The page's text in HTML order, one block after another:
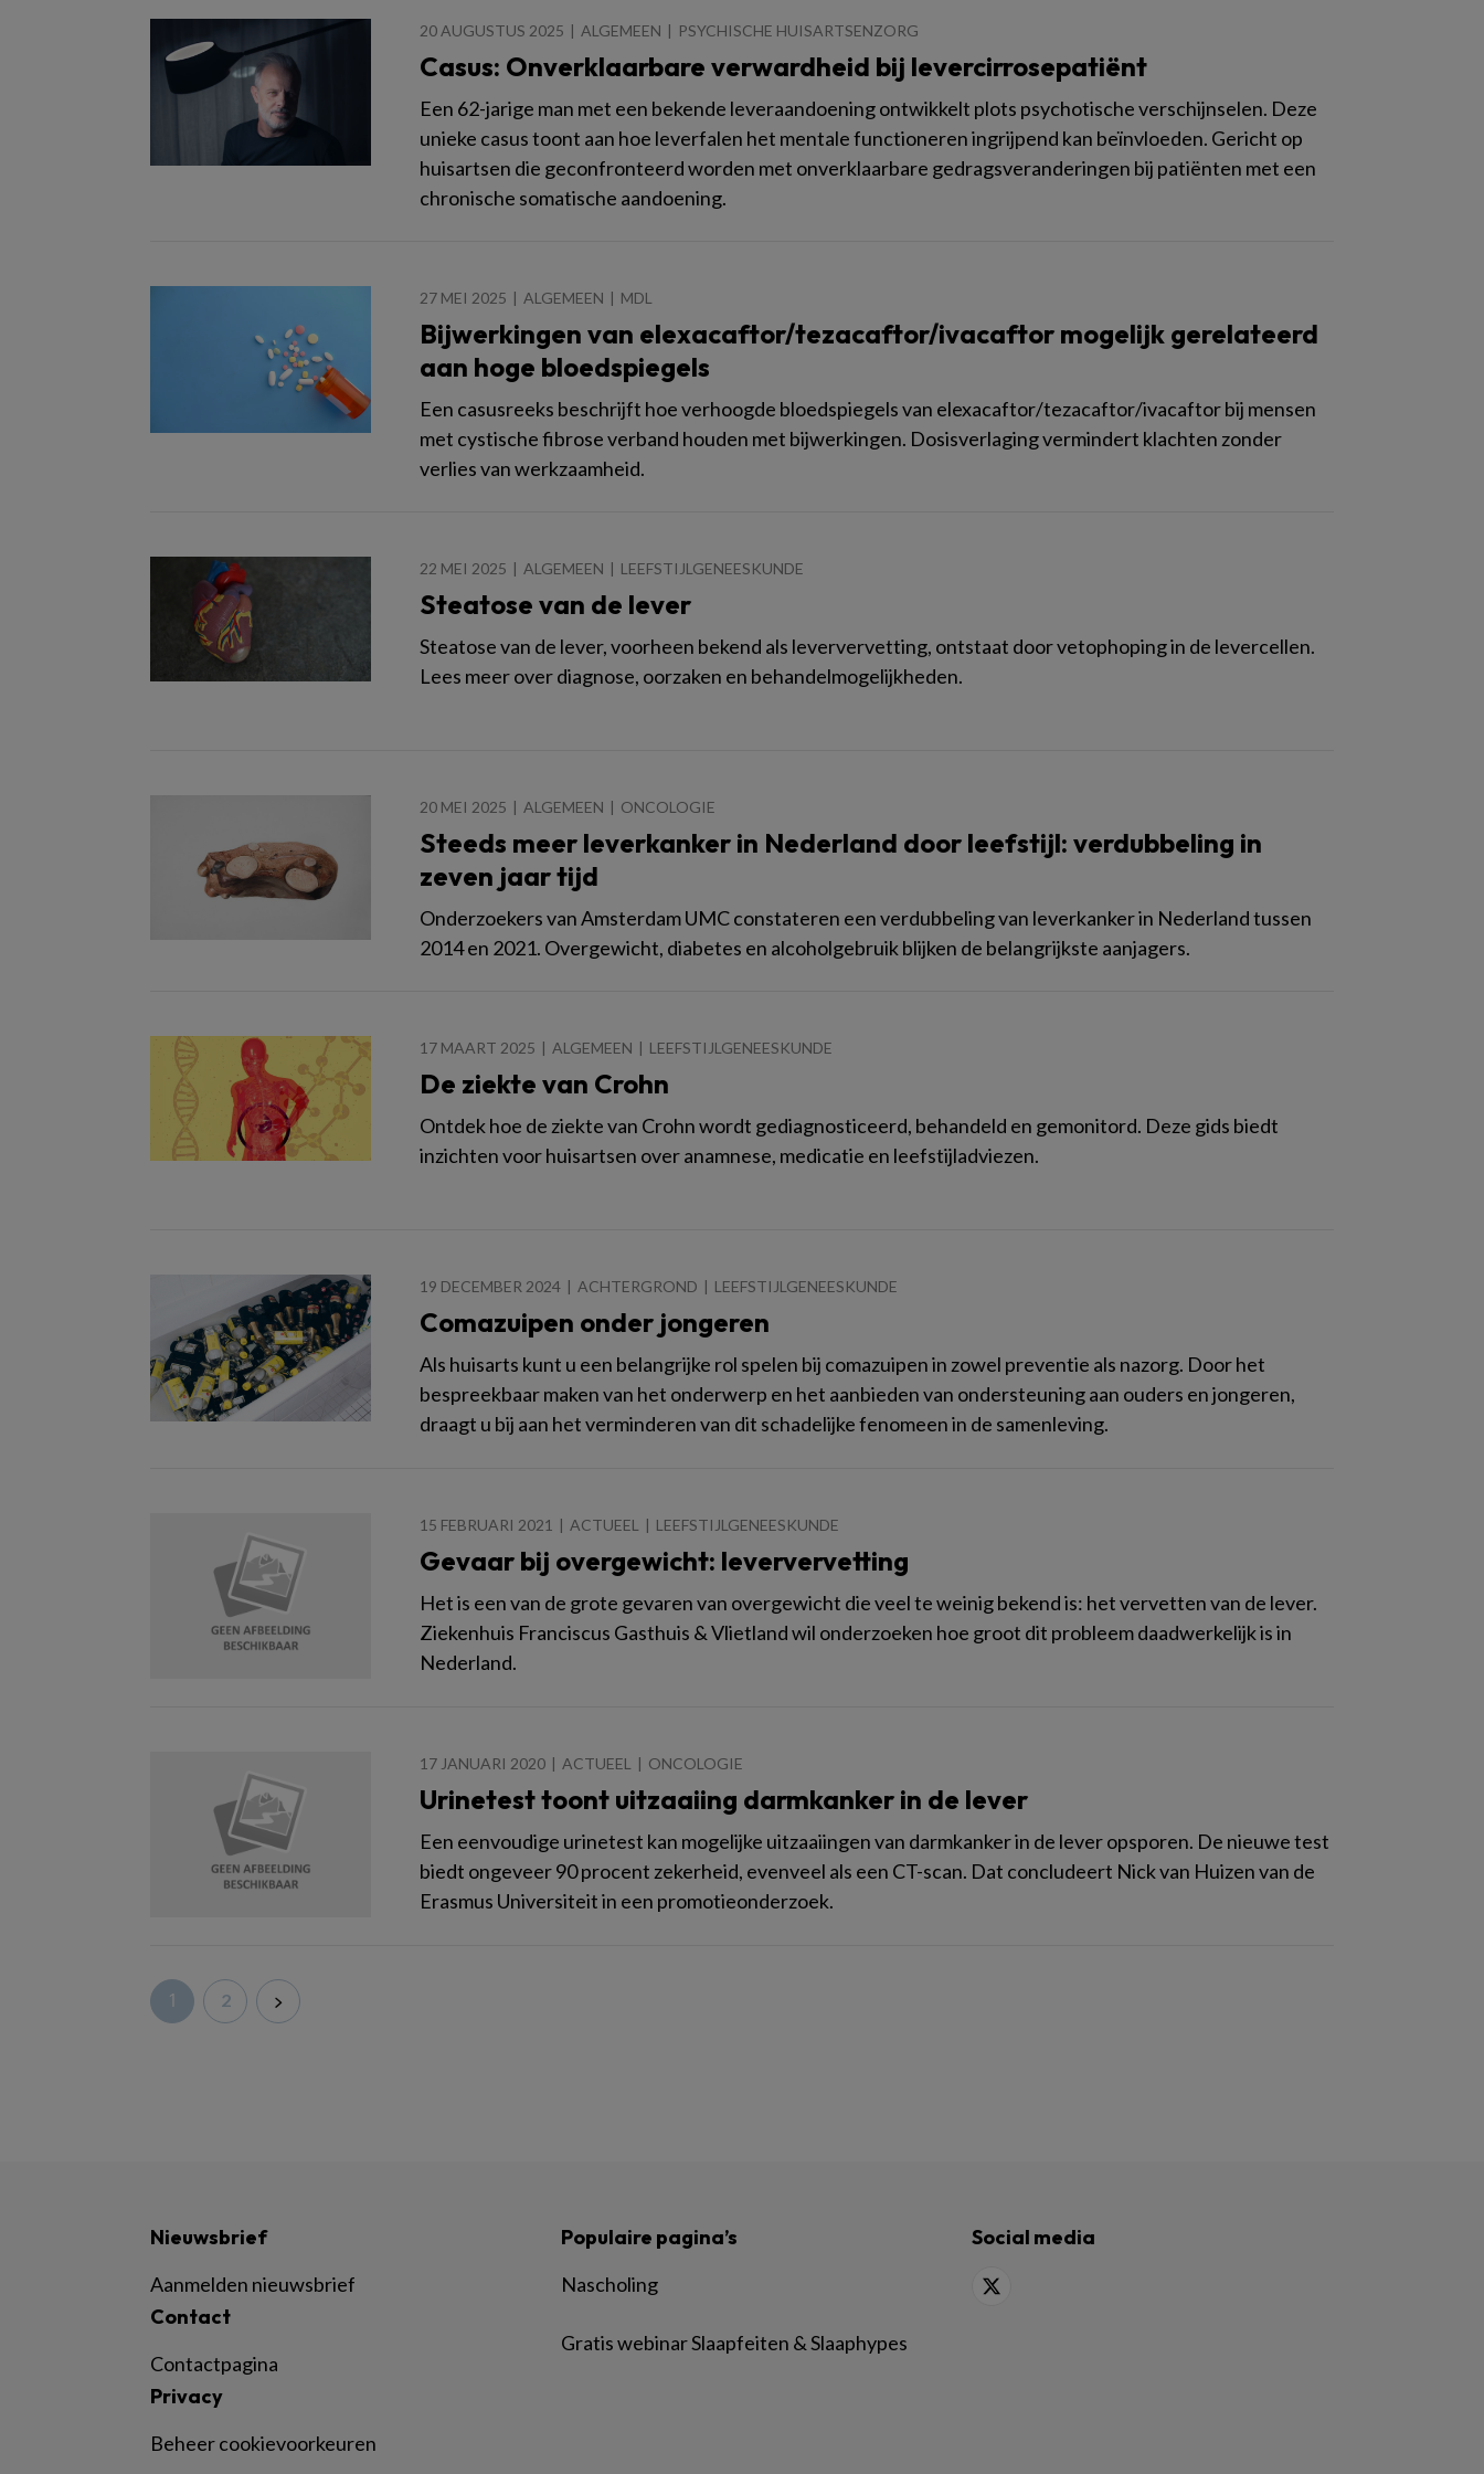
20 AUGUSTUS 2025 ALGEMEEN PSYCHISCHE HUISARTSENZORG
Casus: Onverklaarbare verwardheid bij levercirrosepatiënt
Een 62-jarige man met een bekende leveraandoening ontwikkelt plots psychotische verschijnselen. Deze
unieke casus toont aan hoe leverfalen het mentale functioneren ingrijpend kan beïnvloeden. Gericht op
huisartsen die geconfronteerd worden met onverklaarbare gedragsveranderingen bij patiënten met een
chronische somatische aandoening.
27 MEI 2025 ALGEMEEN MDL
Bijwerkingen van elexacaftor/tezacaftor/ivacaftor mogelijk gerelateerd
aan hoge bloedspiegels
Een casusreeks beschrijft hoe verhoogde bloedspiegels van elexacaftor/tezacaftor/ivacaftor bij mensen
met cystische fibrose verband houden met bijwerkingen. Dosisverlaging vermindert klachten zonder
verlies van werkzaamheid.
22 MEI 2025 ALGEMEEN LEEFSTIJLGENEESKUNDE
Steatose van de lever
Steatose van de lever, voorheen bekend als leververvetting, ontstaat door vetophoping in de levercellen.
Lees meer over diagnose, oorzaken en behandelmogelijkheden.
20 MEI 2025 ALGEMEEN ONCOLOGIE
Steeds meer leverkanker in Nederland door leefstijl: verdubbeling in
zeven jaar tijd
Onderzoekers van Amsterdam UMC constateren een verdubbeling van leverkanker in Nederland tussen
2014 en 2021. Overgewicht, diabetes en alcoholgebruik blijken de belangrijkste aanjagers.
17 MAART 2025 ALGEMEEN LEEFSTIJLGENEESKUNDE
De ziekte van Crohn
Ontdek hoe de ziekte van Crohn wordt gediagnosticeerd, behandeld en gemonitord. Deze gids biedt
inzichten voor huisartsen over anamnese, medicatie en leefstijladviezen.
19 DECEMBER 2024 ACHTERGROND LEEFSTIJLGENEESKUNDE
Comazuipen onder jongeren
Als huisarts kunt u een belangrijke rol spelen bij comazuipen in zowel preventie als nazorg. Door het
bespreekbaar maken van het onderwerp en het aanbieden van ondersteuning aan ouders en jongeren,
draagt u bij aan het verminderen van dit schadelijke fenomeen in de samenleving.
15 FEBRUARI 2021 ACTUEEL LEEFSTIJLGENEESKUNDE
Gevaar bij overgewicht: leververvetting
Het is een van de grote gevaren van overgewicht die veel te weinig bekend is: het vervetten van de lever.
Ziekenhuis Franciscus Gasthuis & Vlietland wil onderzoeken hoe groot dit probleem daadwerkelijk is in
Nederland.
17 JANUARI 2020 ACTUEEL ONCOLOGIE
Urinetest toont uitzaaiing darmkanker in de lever
Een eenvoudige urinetest kan mogelijke uitzaaiingen van darmkanker in de lever opsporen. De nieuwe test
biedt ongeveer 90 procent zekerheid, evenveel als een CT-scan. Dat concludeert Nick van Huizen van de
Erasmus Universiteit in een promotieonderzoek.
1 2
Nieuwsbrief
Aanmelden nieuwsbrief
Contact
Contactpagina
Privacy
Beheer cookievoorkeuren
Populaire pagina’s
Nascholing
Gratis webinar Slaapfeiten & Slaaphypes
Social media